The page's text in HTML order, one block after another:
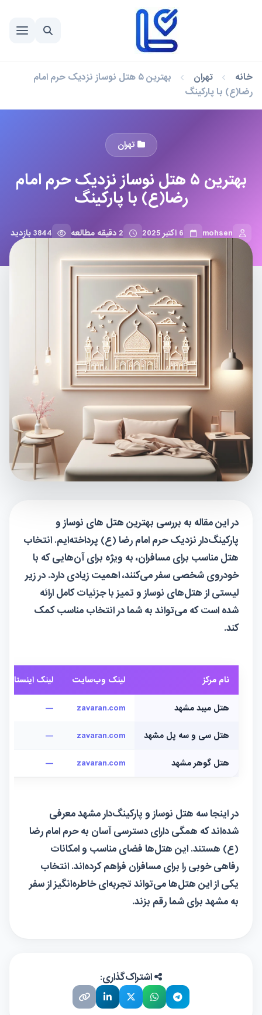
خانه تهران
بهترین ۵ هتل نوساز نزدیک حرم امام
رضا(ع) با پارکینگ
تهران
بهترین ۵ هتل نوساز نزدیک حرم امام
رضا(ع) با پارکینگ
mohsen 6 اکتبر 2025 2 دقیقه مطالعه 3844 بازدید
در این مقاله به بررسی بهترین هتل های نوساز و
پارکینگ‌دار نزدیک حرم امام رضا (ع) پرداخته‌ایم. انتخاب
هتل مناسب برای مسافران، به ویژه برای آن‌هایی که با
خودروی شخصی سفر می‌کنند، اهمیت زیادی دارد. در زیر
لیستی از هتل‌های نوساز و تمیز با جزئیات کامل ارائه
شده است که می‌تواند به شما در انتخاب مناسب کمک
کند.
نام مرکز لینک وب‌سایت لینک اینستاگرام
هتل میبد مشهد zavaran.com
—
هتل سی و سه پل مشهد zavaran.com
—
هتل گوهر مشهد zavaran.com
—
در اینجا سه هتل نوساز و پارکینگ‌دار مشهد معرفی
شده‌اند که همگی دارای دسترسی آسان به حرم امام رضا
(ع) هستند. این هتل‌ها فضای مناسب و امکانات
رفاهی خوبی را برای مسافران فراهم کرده‌اند. انتخاب
یکی از این هتل‌ها می‌تواند تجربه‌ای خاطره‌انگیز از سفر
به مشهد برای شما رقم بزند.
اشتراک‌گذاری: